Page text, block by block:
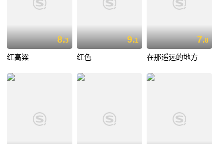
8.3
红高粱
9.1
红色
7.8
在那遥远的地方